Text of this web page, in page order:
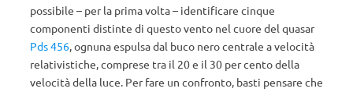
possibile – per la prima volta – identificare cinque
componenti distinte di questo vento nel cuore del quasar
Pds 456, ognuna espulsa dal buco nero centrale a velocità
relativistiche, comprese tra il 20 e il 30 per cento della
velocità della luce. Per fare un confronto, basti pensare che